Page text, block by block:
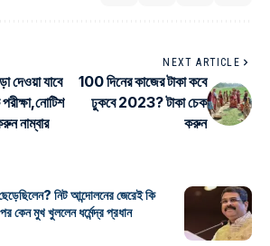
দেওয়া যাবে
নাম্বার
NEXT ARTICLE
100 দিনের কাজের টাকা কবে
ঢুকবে 2023? টাকা চেক
করুন
ছেড়েছিলেন? নিট আন্দোলনের জেরেই কি
কেন মুখ খুললেন ধর্মেন্দ্র প্রধান